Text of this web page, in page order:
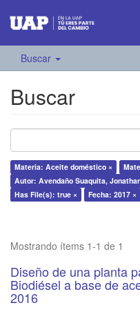
Buscar
Buscar
Materia: Aceite doméstico ×
Autor: Avendaño Suaquita,
Has File(s): true ×
Fecha: 2017 ×
Mostrando ítems 1-1 de 1
Diseño de una planta
Biodiésel a base de
2016